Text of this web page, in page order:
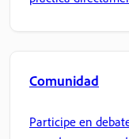
Comunidad
Participe en